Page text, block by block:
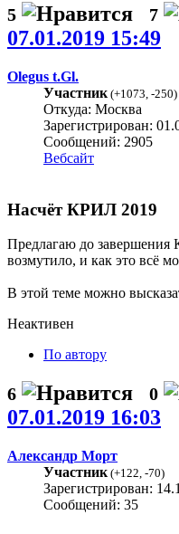
5 7
07.01.2019 15:49
Olegus t.Gl.
Участник (+1073 -250)
Откуда: Москва
Зарегистрирован:
Сообщений: 2905
Вебсайт
Насчёт КРИЛ 2019
Предлагаю до завершения
возмутило, и как это всё
В этой теме можно
Неактивен
По автору
6 0
07.01.2019 16:03
Александр Морт
Участник(+122, -70)
Зарегистрирован:
Сообщений: 35